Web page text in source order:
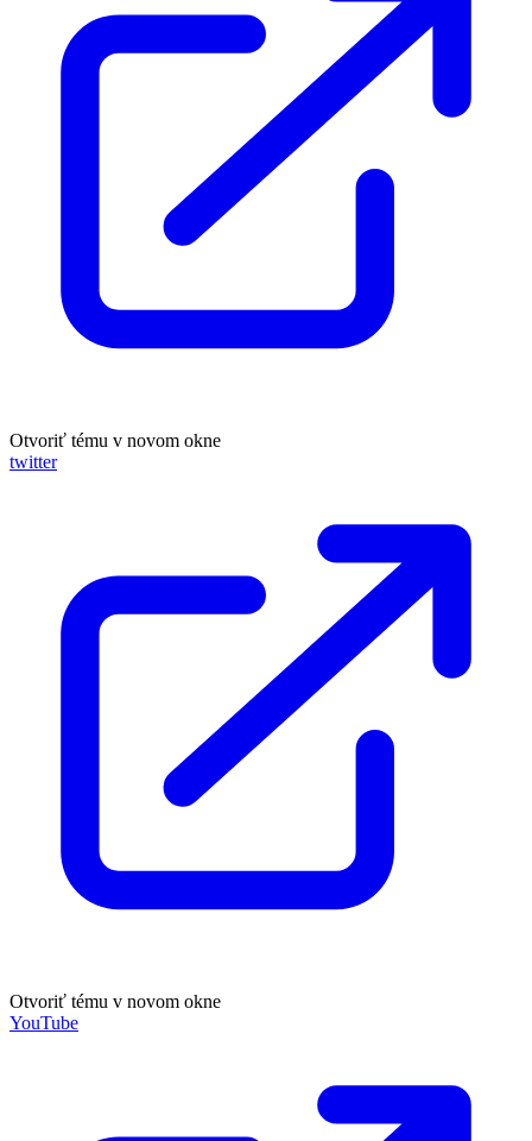
Otvoriť tému v novom okne
twitter
Otvoriť tému v novom okne
YouTube